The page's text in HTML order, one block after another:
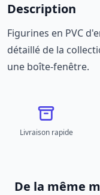
Description
Figurines en PVC
détaillé de la
une boîte-fenêtre.
Livraison rapide
De la même